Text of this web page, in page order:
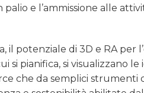
e l’ammissione alle
il potenziale di 3D e RA per
si pianifica, si visualizzano
che da semplici